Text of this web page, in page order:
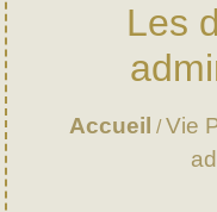
Les
Accueil /Vie